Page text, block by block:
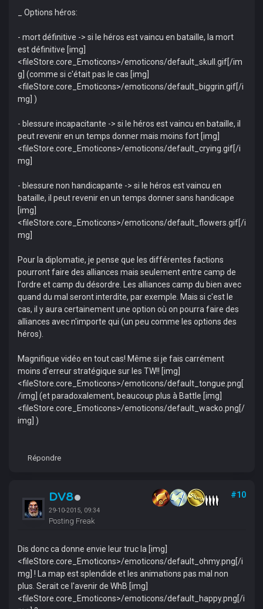
_ Options héros:
- mort définitive -> si le héros est vaincu en bataille, la mort
est définitive [img]
<fileStore.core_Emoticons>/emoticons/default_skull.gif[/im
g] (comme si c'était pas le cas [img]
<fileStore.core_Emoticons>/emoticons/default_biggrin.gif[/i
mg] )
- blessure incapacitante -> si le héros est vaincu en bataille, il
peut revenir en un temps donner mais moins fort [img]
<fileStore.core_Emoticons>/emoticons/default_crying.gif[/i
mg]
- blessure non handicapante -> si le héros est vaincu en
bataille, il peut revenir en un temps donner sans handicape
[img]
<fileStore.core_Emoticons>/emoticons/default_flowers.gif[/i
mg]
Pour la diplomatie, je pense que les différentes factions
pourront faire des alliances mais seulement entre camp de
l'ordre et camp du désordre. Les alliances camp du bien avec
quand du mal seront interdite, par exemple. Mais si c'est le
cas, il y aura certainement une option où on pourra faire des
alliances avec n'importe qui (un peu comme les options des
héros).
Magnifique vidéo en tout cas! Même si je fais carrément
moins d'erreur stratégique sur les TW!! [img]
<fileStore.core_Emoticons>/emoticons/default_tongue.png[
/img] (et paradoxalement, beaucoup plus à Battle [img]
<fileStore.core_Emoticons>/emoticons/default_wacko.png[/
img] )
Répondre
DV8
29-10-2015, 09:34
Posting Freak
#10
Dis donc ca donne envie leur truc la [img]
<fileStore.core_Emoticons>/emoticons/default_ohmy.png[/i
mg] ! La map est splendide et les animations pas mal non
plus. Serait ce l'avenir de WhB [img]
<fileStore.core_Emoticons>/emoticons/default_happy.png[/i